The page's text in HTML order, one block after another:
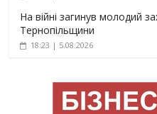
На війні загинув молодий
Тернопільщини
18:23 | 5.08.2026